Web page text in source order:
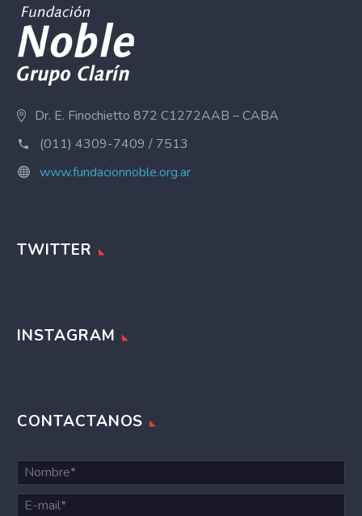
Dr. E. Finochietto 872 C1272AAB – CABA
(011) 4309-7409 / 7513
www.fundacionnoble.org.ar
TWITTER
INSTAGRAM
CONTACTANOS